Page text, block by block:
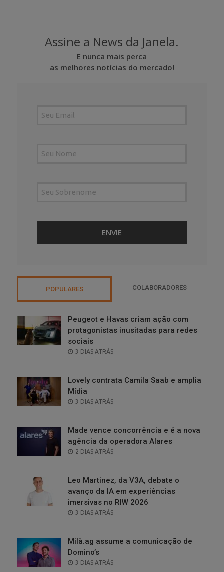
Assine a News da Janela.
E nunca mais perca
as melhores notícias do mercado!
POPULARES COLABORADORES
Peugeot e Havas criam ação com
protagonistas inusitadas para redes
sociais
POSTED
3 DIAS ATRÁS
Lovely contrata Camila Saab e amplia
Mídia
POSTED
3 DIAS ATRÁS
Made vence concorrência e é a nova
agência da operadora Alares
POSTED
2 DIAS ATRÁS
Leo Martinez, da V3A, debate o
avanço da IA em experiências
imersivas no RIW 2026
POSTED
3 DIAS ATRÁS
Milà.ag assume a comunicação de
Domino’s
POSTED
3 DIAS ATRÁS